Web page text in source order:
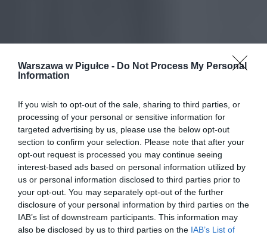
Warszawa w Pigułce - Do Not Process My Personal
Information
If you wish to opt-out of the sale, sharing to third parties, or
processing of your personal or sensitive information for
targeted advertising by us, please use the below opt-out
section to confirm your selection. Please note that after your
opt-out request is processed you may continue seeing
interest-based ads based on personal information utilized by
us or personal information disclosed to third parties prior to
your opt-out. You may separately opt-out of the further
disclosure of your personal information by third parties on the
IAB’s list of downstream participants. This information may
also be disclosed by us to third parties on the IAB’s List of